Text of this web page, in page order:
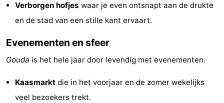
Kop
Schouwen
Kontakt
Verborgen hofjes waar je even ontsnapt aan de drukte
en de stad van een stille kant ervaart.
Evenementen en sfeer
Gouda is het hele jaar door levendig met evenementen.
Kaasmarkt die in het voorjaar en de zomer wekelijks
veel bezoekers trekt.